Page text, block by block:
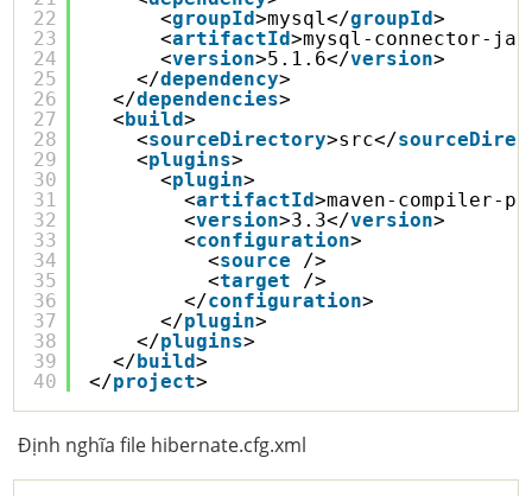
22
23
24
25
26
27
28
29
30
31
32
33
34
35
36
37
38
39
40
<groupId>mysql</groupId>
<artifactId>mysql-connector-
<version>5.1.6</version>
</dependency>
</dependencies>
<build>
<sourceDirectory>src</
<plugins>
<plugin>
<artifactId>maven-compiler-
<version>3.3</version>
<configuration>
<source
/>
<target
/>
</configuration>
</plugin>
</plugins>
</build>
</project>
Định nghĩa file hibernate.cfg.xml